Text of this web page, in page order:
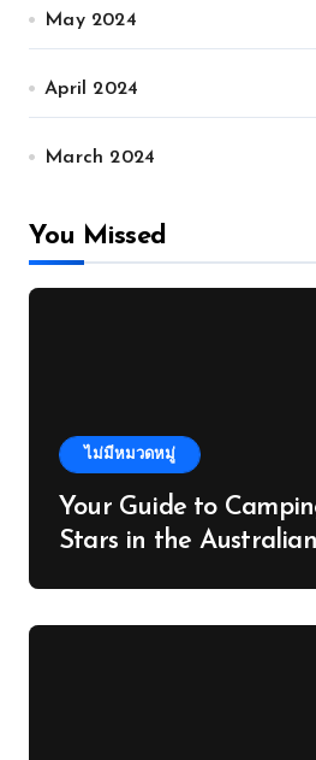
May 2024
April 2024
March 2024
You Missed
ไม่มีหมวดหมู่
Your Guide to
Stars in the